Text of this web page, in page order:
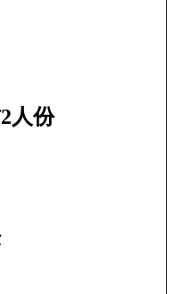
2人份